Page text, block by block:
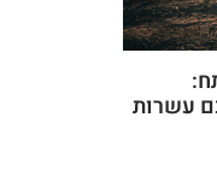
עשרות